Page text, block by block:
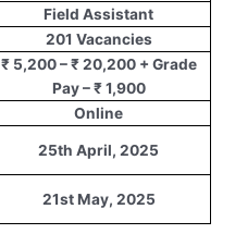
Field Assistant
201 Vacancies
₹ 5,200 – ₹ 20,200 + Grade
Pay – ₹ 1,900
Online
25th April, 2025
21st May, 2025